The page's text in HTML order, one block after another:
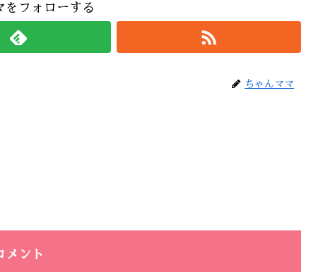
をフォローする
ちゃんママ
メント